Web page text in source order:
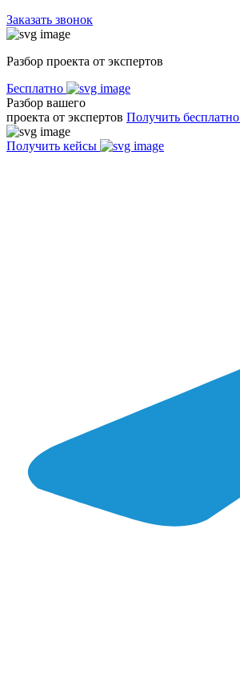
Заказать звонок
Разбор проекта от экспертов
Бесплатно
Разбор вашего
проекта от экспертов Получить бесплатно
Получить кейсы